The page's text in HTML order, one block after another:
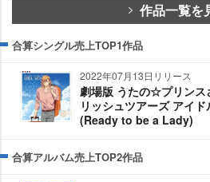
作品一覧を
合算シングル売上TOP1作品
2022年07月13日リリース
劇場版 うたの☆プリンス
リッシュツアーズ アイ
(Ready to be a Lady)
合算アルバム売上TOP2作品